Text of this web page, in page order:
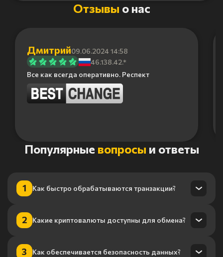
Отзывы о нас
Дмитрий09.06.2024 14:58
46.138.42.*
Все как всегда оперативно. Респект
Популярные вопросы и ответы
1 Как быстро обрабатываются транзакции?
Транзакции обрабатываются в течение нескольких минут
благодаря нашему высокопроизводительному
2 Какие криптовалюты доступны для обмена?
Мы поддерживаем более 100 криптовалют, включая
3 Как обеспечивается безопасность данных?